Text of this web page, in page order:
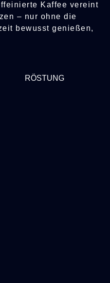
Kaffee vereint
– nur ohne die
bewusst genießen,
RÖSTUNG